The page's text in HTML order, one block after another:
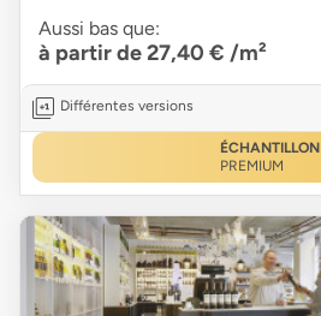
Aussi bas que:
à partir de 27,40 € /m²
Différentes versions
ÉCHANTILLON
PREMIUM